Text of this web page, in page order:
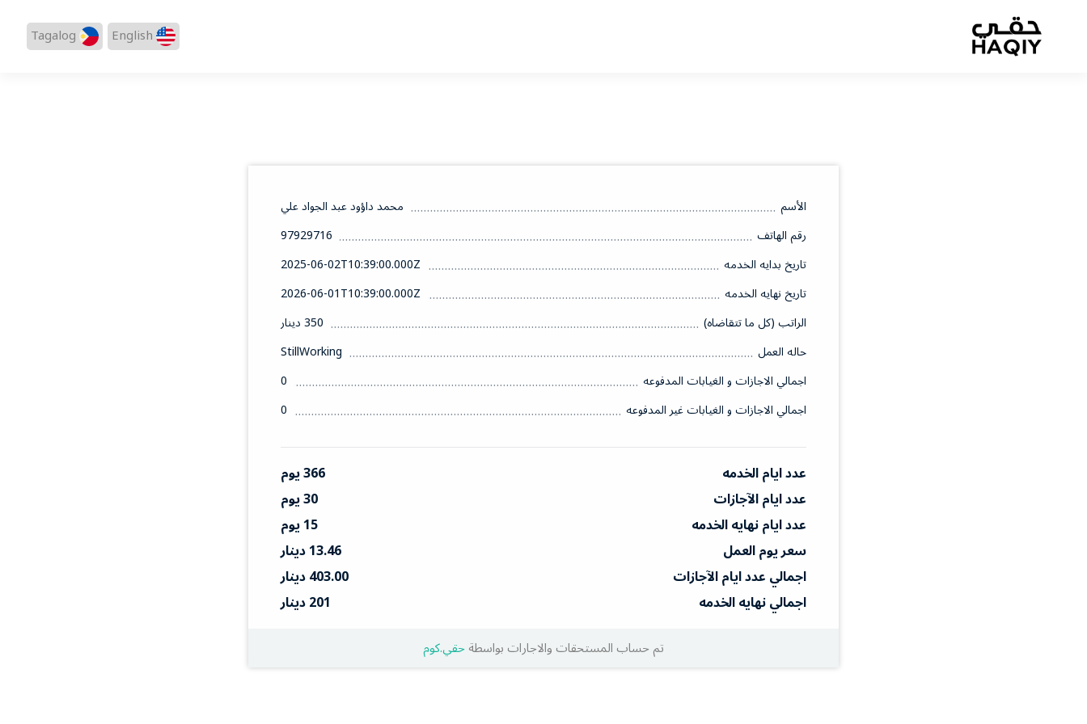
English
Tagalog
الأسم
محمد داؤود عبد الجواد علي
رقم الهاتف
97929716
تاريخ بدايه الخدمه
2025-06-02T10:39:00.000Z
تاريخ نهايه الخدمه
2026-06-01T10:39:00.000Z
الراتب (كل ما تتقاضاه)
350 دينار
حاله العمل
StillWorking
اجمالي الاجازات و الغيابات المدفوعه
0
اجمالي الاجازات و الغيابات غير المدفوعه
0
عدد ايام الخدمه
366 يوم
عدد ايام الآجازات
30 يوم
عدد ايام نهايه الخدمه
15 يوم
سعر يوم العمل
13.46 دينار
اجمالي عدد ايام الآجازات
403.00 دينار
اجمالي نهايه الخدمه
201 دينار
تم حساب المستحقات والاجارات بواسطةحقي.كوم